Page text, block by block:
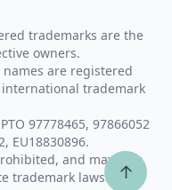
trademarks are the
owners.
are registered
trademark
97778465, 97866052
EU18830896.
and may be a
trademark laws.
↑